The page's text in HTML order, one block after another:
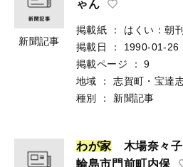
新聞記事
ゃん
掲載紙 ：
はくい：朝刊
掲載日
：
1990-01-26
掲載ページ
：
9
地域
：
志賀町・宝達
種別
： 新聞記事
わが家 木場奈々
輪島市門前町内保